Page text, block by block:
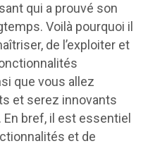
qui a prouvé son
Voilà pourquoi il
de l’exploiter et
que vous allez
et serez innovants
bref, il est essentiel
et de